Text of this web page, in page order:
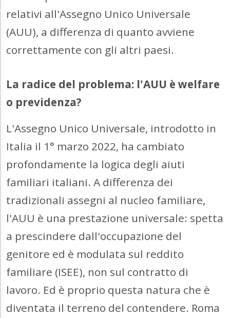
relativi all'Assegno Unico Universale
(AUU), a differenza di quanto avviene
correttamente con gli altri paesi.
La radice del problema: l'AUU è welfare
o previdenza?
L'Assegno Unico Universale, introdotto in
Italia il 1° marzo 2022, ha cambiato
profondamente la logica degli aiuti
familiari italiani. A differenza dei
tradizionali assegni al nucleo familiare,
l'AUU è una prestazione universale: spetta
a prescindere dall'occupazione del
genitore ed è modulata sul reddito
familiare (ISEE), non sul contratto di
lavoro. Ed è proprio questa natura che è
diventata il terreno del contendere. Roma